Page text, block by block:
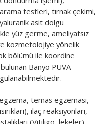
testleri, tırnak çekimi,
asit dolgu
yüz germe, ameliyatsız
kozmetolojiye yönelik
bölümü ile koordine
Banyo PUVA
temas egzeması,
ilaç reaksiyonları,
(Vitiligo, lekeler),